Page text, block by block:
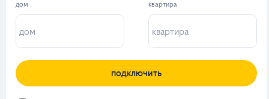
дом квартира
подключить